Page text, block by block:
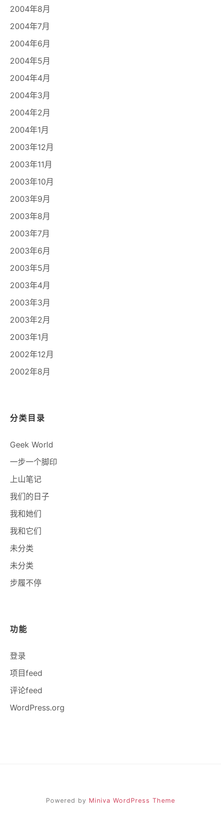
2004年8月
2004年7月
2004年6月
2004年5月
2004年4月
2004年3月
2004年2月
2004年1月
2003年12月
2003年11月
2003年10月
2003年9月
2003年8月
2003年7月
2003年6月
2003年5月
2003年4月
2003年3月
2003年2月
2003年1月
2002年12月
2002年8月
分类目录
Geek World
一步一个脚印
上山笔记
我们的日子
我和她们
我和它们
未分类
未分类
步履不停
功能
登录
项目feed
评论feed
WordPress.org
Powered by Miniva WordPress Theme